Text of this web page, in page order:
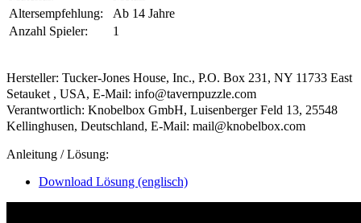
Altersempfehlung:
Ab 14 Jahre
Anzahl Spieler:
1
Hersteller: Tucker-Jones House, Inc., P.O. Box 231, NY 11733 East
Setauket , USA, E-Mail: info@tavernpuzzle.com
Verantwortlich: Knobelbox GmbH, Luisenberger Feld 13, 25548
Kellinghusen, Deutschland, E-Mail: mail@knobelbox.com
Anleitung / Lösung:
Download Lösung (englisch)